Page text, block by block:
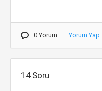
0 Yorum Yorum Yap
14.Soru